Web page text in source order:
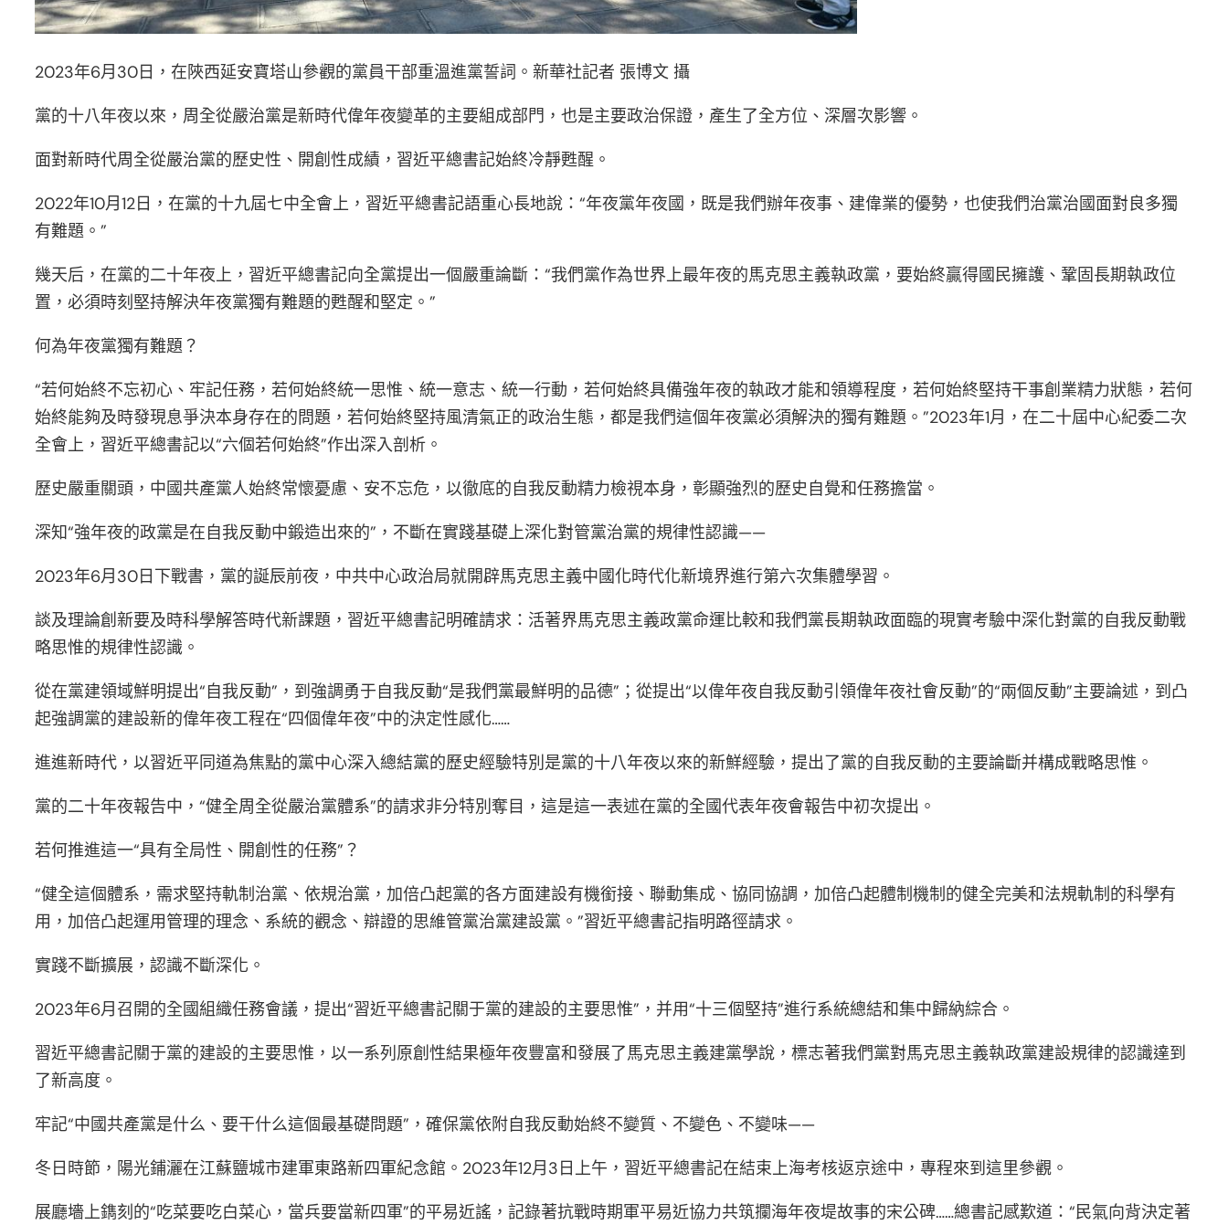
2023年6月30日，在陜西延安寶塔山參觀的黨員干部重溫進黨誓詞。新華社記者 張博文 攝
黨的十八年夜以來，周全從嚴治黨是新時代偉年夜變革的主要組成部門，也是主要政治保證，產生了全方位、深層次影響。
面對新時代周全從嚴治黨的歷史性、開創性成績，習近平總書記始終冷靜甦醒。
2022年10月12日，在黨的十九屆七中全會上，習近平總書記語重心長地說：“年夜黨年夜國，既是我們辦年夜事、建偉業的優勢，也使我們治黨治國面對良多獨
有難題。”
幾天后，在黨的二十年夜上，習近平總書記向全黨提出一個嚴重論斷：“我們黨作為世界上最年夜的馬克思主義執政黨，要始終贏得國民擁護、鞏固長期執政位
置，必須時刻堅持解決年夜黨獨有難題的甦醒和堅定。”
何為年夜黨獨有難題？
“若何始終不忘初心、牢記任務，若何始終統一思惟、統一意志、統一行動，若何始終具備強年夜的執政才能和領導程度，若何始終堅持干事創業精力狀態，若何
始終能夠及時發現息爭決本身存在的問題，若何始終堅持風清氣正的政治生態，都是我們這個年夜黨必須解決的獨有難題。”2023年1月，在二十屆中心紀委二次
全會上，習近平總書記以“六個若何始終”作出深入剖析。
歷史嚴重關頭，中國共產黨人始終常懷憂慮、安不忘危，以徹底的自我反動精力檢視本身，彰顯強烈的歷史自覺和任務擔當。
深知“強年夜的政黨是在自我反動中鍛造出來的”，不斷在實踐基礎上深化對管黨治黨的規律性認識——
2023年6月30日下戰書，黨的誕辰前夜，中共中心政治局就開辟馬克思主義中國化時代化新境界進行第六次集體學習。
談及理論創新要及時科學解答時代新課題，習近平總書記明確請求：活著界馬克思主義政黨命運比較和我們黨長期執政面臨的現實考驗中深化對黨的自我反動戰
略思惟的規律性認識。
從在黨建領域鮮明提出“自我反動”，到強調勇于自我反動“是我們黨最鮮明的品德”；從提出“以偉年夜自我反動引領偉年夜社會反動”的“兩個反動”主要論述，到凸
起強調黨的建設新的偉年夜工程在“四個偉年夜”中的決定性感化……
進進新時代，以習近平同道為焦點的黨中心深入總結黨的歷史經驗特別是黨的十八年夜以來的新鮮經驗，提出了黨的自我反動的主要論斷并構成戰略思惟。
黨的二十年夜報告中，“健全周全從嚴治黨體系”的請求非分特別奪目，這是這一表述在黨的全國代表年夜會報告中初次提出。
若何推進這一“具有全局性、開創性的任務”？
“健全這個體系，需求堅持軌制治黨、依規治黨，加倍凸起黨的各方面建設有機銜接、聯動集成、協同協調，加倍凸起體制機制的健全完美和法規軌制的科學有
用，加倍凸起運用管理的理念、系統的觀念、辯證的思維管黨治黨建設黨。”習近平總書記指明路徑請求。
實踐不斷擴展，認識不斷深化。
2023年6月召開的全國組織任務會議，提出“習近平總書記關于黨的建設的主要思惟”，并用“十三個堅持”進行系統總結和集中歸納綜合。
習近平總書記關于黨的建設的主要思惟，以一系列原創性結果極年夜豐富和發展了馬克思主義建黨學說，標志著我們黨對馬克思主義執政黨建設規律的認識達到
了新高度。
牢記“中國共產黨是什么、要干什么這個最基礎問題”，確保黨依附自我反動始終不變質、不變色、不變味——
冬日時節，陽光鋪灑在江蘇鹽城市建軍東路新四軍紀念館。2023年12月3日上午，習近平總書記在結束上海考核返京途中，專程來到這里參觀。
展廳墻上鐫刻的“吃菜要吃白菜心，當兵要當新四軍”的平易近謠，記錄著抗戰時期軍平易近協力共筑攔海年夜堤故事的宋公碑……總書記感歎道：“民氣向背決定著